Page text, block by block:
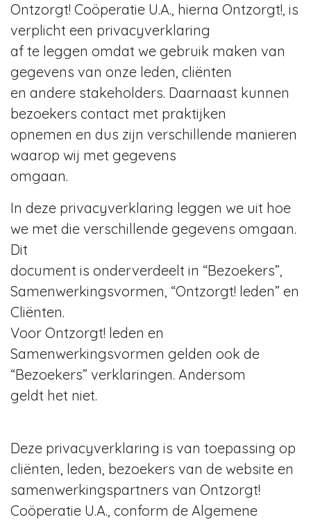
Ontzorgt! Coöperatie U.A., hierna Ontzorgt!, is
verplicht een privacyverklaring
af te leggen omdat we gebruik maken van
gegevens van onze leden, cliënten
en andere stakeholders. Daarnaast kunnen
bezoekers contact met praktijken
opnemen en dus zijn verschillende manieren
waarop wij met gegevens
omgaan.
In deze privacyverklaring leggen we uit hoe
we met die verschillende gegevens omgaan.
Dit
document is onderverdeelt in “Bezoekers”,
Samenwerkingsvormen, “Ontzorgt! leden” en
Cliënten.
Voor Ontzorgt! leden en
Samenwerkingsvormen gelden ook de
“Bezoekers” verklaringen. Andersom
geldt het niet.
Deze privacyverklaring is van toepassing op
cliënten, leden, bezoekers van de website en
samenwerkingspartners van Ontzorgt!
Coöperatie U.A., conform de Algemene